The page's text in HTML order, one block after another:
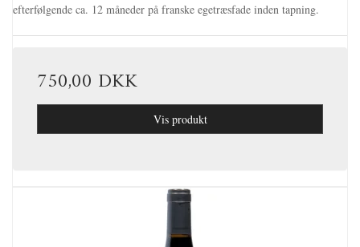
efterfølgende ca. 12 måneder på franske egetræsfade inden tapning.
750,00 DKK
Vis produkt